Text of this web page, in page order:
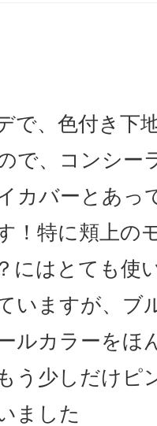
で、色付き下
で、コンシー
カバーとあっ
！特に頬上の
にはとても使
いますが、ブ
ルカラーをほ
少しだけピ
ました